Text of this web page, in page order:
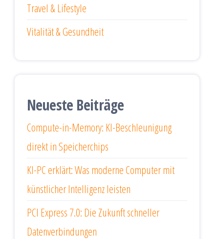
Travel & Lifestyle
Vitalität & Gesundheit
Neueste Beiträge
Compute-in-Memory: KI-Beschleunigung
direkt in Speicherchips
KI-PC erklärt: Was moderne Computer mit
künstlicher Intelligenz leisten
PCI Express 7.0: Die Zukunft schneller
Datenverbindungen